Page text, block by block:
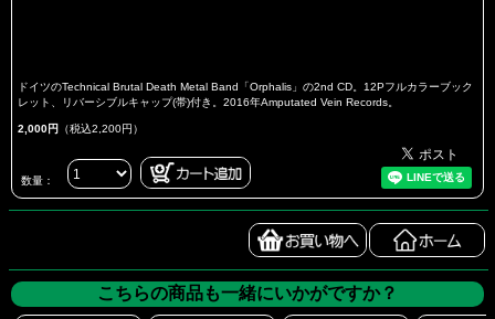
ドイツのTechnical Brutal Death Metal Band「Orphalis」の2nd CD。12Pフルカラーブック
レット、リバーシブルキャップ(帯)付き。2016年Amputated Vein Records。
2,000円 （税込2,200円）
数量：
こちらの商品も一緒にいかがですか？